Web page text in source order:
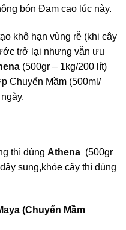
bón Đạm cao lúc này.
khô hạn vùng rễ (khi cây
trở lại nhưng vẫn ưu
(500gr – 1kg/200 lít)
Chuyển Mầm (500ml/
thì dùng Athena (500gr
sung,khỏe cây thì dùng
(Chuyển Mầm